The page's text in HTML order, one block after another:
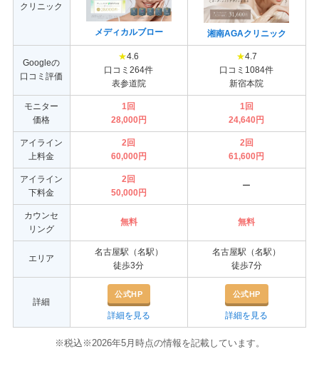
クリニック
メディカルブロー 湘南AGAクリニック
Googleの
口コミ評価
★4.6
口コミ264件
表参道院
★4.7
口コミ1084件
新宿本院
モニター
価格
1回
28,000円
1回
24,640円
アイライン
上料金
2回
60,000円
2回
61,600円
アイライン
下料金
2回
50,000円
ー
カウンセ
リング
無料 無料
エリア
名古屋駅（名駅）
徒歩3分
名古屋駅（名駅）
徒歩7分
詳細
公式HP
詳細を見る
公式HP
詳細を見る
※税込※2026年5月時点の情報を記載しています。